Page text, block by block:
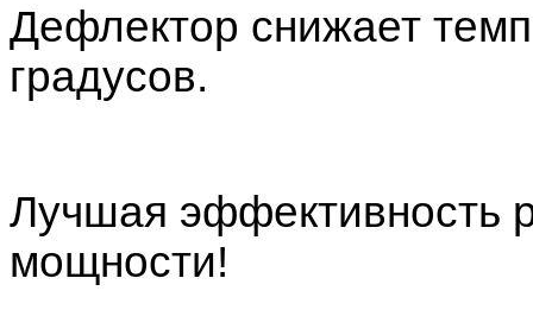
Дефлектор снижает
градусов.
Лучшая эффективность
мощности!